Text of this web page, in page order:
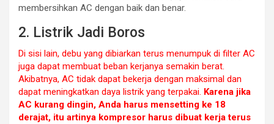
membersihkan AC dengan baik dan benar.
2. Listrik Jadi Boros
Di sisi lain, debu yang dibiarkan terus menumpuk di filter AC
juga dapat membuat beban kerjanya semakin berat.
Akibatnya, AC tidak dapat bekerja dengan maksimal dan
dapat meningkatkan daya listrik yang terpakai. Karena jika
AC kurang dingin, Anda harus mensetting ke 18
derajat, itu artinya kompresor harus dibuat kerja terus